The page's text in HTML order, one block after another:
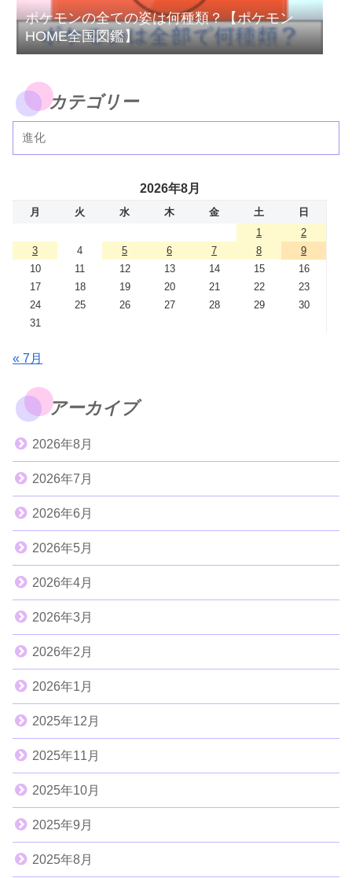
ポケモンの全ての姿は何種類？【ポケモン
HOME全国図鑑】
カテゴリー
2026年8月
月 火 水 木 金 土
日
1
2
3
4 5 6 7 8
9
10
11 12 13 14 15
16
17
18 19 20 21 22
23
24
25 26 27 28 29
30
31
« 7月
アーカイブ
2026年8月
2026年7月
2026年6月
2026年5月
2026年4月
2026年3月
2026年2月
2026年1月
2025年12月
2025年11月
2025年10月
2025年9月
2025年8月